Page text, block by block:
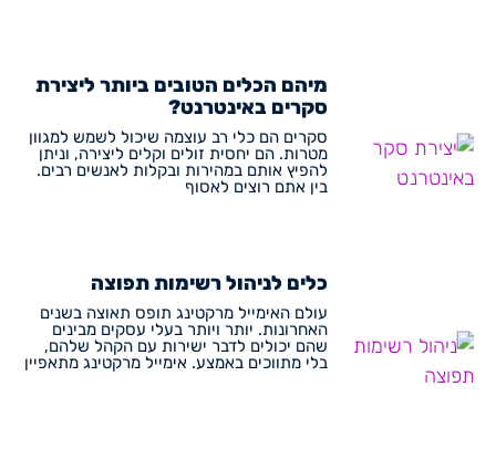
מיהם הכלים הטובים ביותר ליצירת
סקרים באינטרנט?
סקרים הם כלי רב עוצמה שיכול לשמש למגוון
מטרות. הם יחסית זולים וקלים ליצירה, וניתן
להפיץ אותם במהירות ובקלות לאנשים רבים.
בין אתם רוצים לאסוף
כלים לניהול רשימות תפוצה
עולם האימייל מרקטינג תופס תאוצה בשנים
האחרונות. יותר ויותר בעלי עסקים מבינים
שהם יכולים לדבר ישירות עם הקהל שלהם,
בלי מתווכים באמצע. אימייל מרקטינג מתאפיין